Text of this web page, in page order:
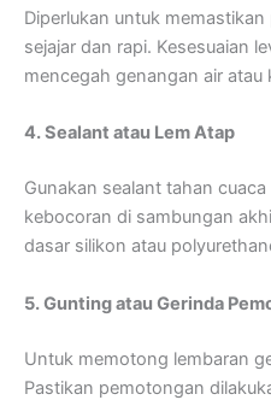
Diperlukan untuk
sejajar dan rapi. Kesesuaian
mencegah genangan air atau
4. Sealant atau Lem Atap
Gunakan sealant tahan
kebocoran di sambungan
dasar silikon atau
5. Gunting atau Gerinda
Untuk memotong lembaran
Pastikan pemotongan